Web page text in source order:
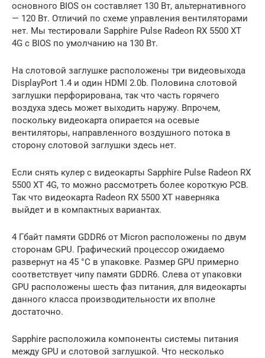
основного BIOS он составляет 130 Вт, альтернативного
— 120 Вт. Отличий по схеме управления вентиляторами
нет. Мы тестировали Sapphire Pulse Radeon RX 5500 XT
4G с BIOS по умолчанию на 130 Вт.
На слотовой заглушке расположены три видеовыхода
DisplayPort 1.4 и один HDMI 2.0b. Половина слотовой
заглушки перфорирована, так что часть горячего
воздуха здесь может выходить наружу. Впрочем,
поскольку видеокарта опирается на осевые
вентиляторы, направленного воздушного потока в
сторону слотовой заглушки здесь нет.
Если снять кулер с видеокарты Sapphire Pulse Radeon RX
5500 XT 4G, то можно рассмотреть более короткую PCB.
Так что видеокарта Radeon RX 5500 XT наверняка
выйдет и в компактных вариантах.
4 Гбайт памяти GDDR6 от Micron расположены по двум
сторонам GPU. Графический процессор ожидаемо
развернут на 45 °C в упаковке. Размер GPU примерно
соответствует чипу памяти GDDR6. Слева от упаковки
GPU расположены шесть фаз питания, для видеокарты
данного класса производительности их вполне
достаточно.
Sapphire расположила компоненты системы питания
между GPU и слотовой заглушкой. Что несколько